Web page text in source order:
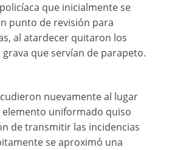
que inicialmente se
punto de revisión para
al atardecer quitaron los
que servían de parapeto.
nuevamente al lugar
uniformado quiso
de transmitir las incidencias
se aproximó una